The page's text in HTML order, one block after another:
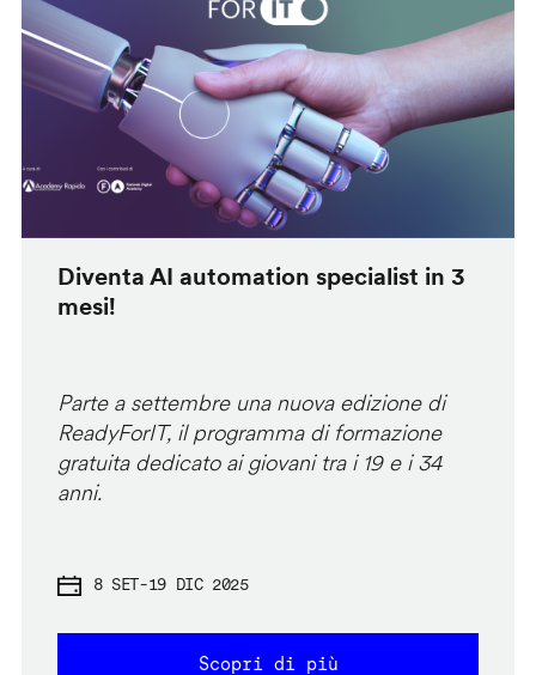
Diventa AI automation specialist in 3
mesi!
Parte a settembre una nuova edizione di
ReadyForIT, il programma di formazione
gratuita dedicato ai giovani tra i 19 e i 34
anni.
8 SET-19 DIC 2025
Scopri di più